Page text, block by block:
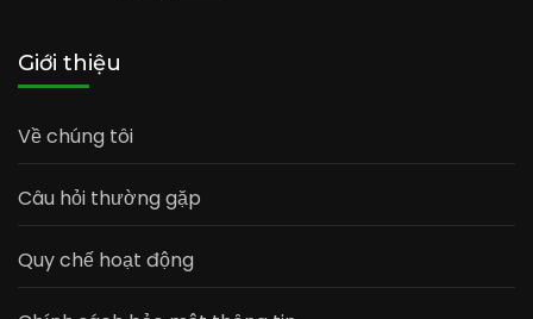
Giới thiệu
Về chúng tôi
Câu hỏi thường gặp
Quy chế hoạt động